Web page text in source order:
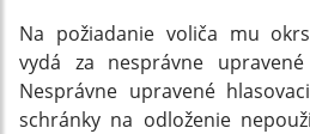
Na požiadanie voliča mu
vydá za nesprávne
Nesprávne upravené
schránky na odloženie